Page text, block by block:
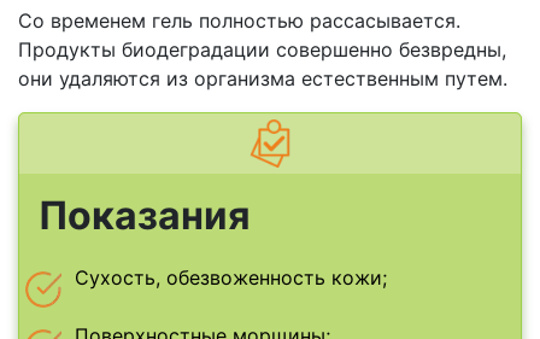
Со временем гель полностью рассасывается.
Продукты биодеградации совершенно безвредны,
они удаляются из организма естественным путем.
Показания
Сухость, обезвоженность кожи;